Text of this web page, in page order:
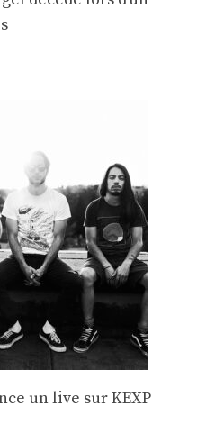
un live sur KEXP